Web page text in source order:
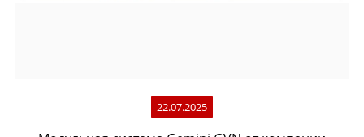
22.07.2025